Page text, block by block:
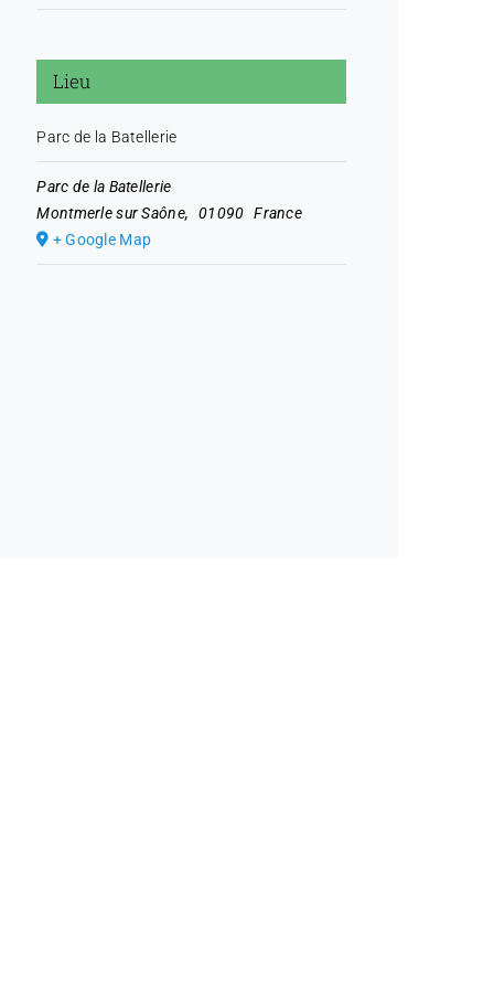
Lieu
Parc de la Batellerie
Parc de la Batellerie
Montmerle sur Saône, 01090 France
+ Google Map